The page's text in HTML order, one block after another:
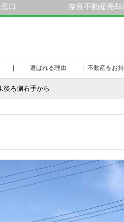
口 奈良不動産売
選ばれる理由 不動産をお
後ろ側右手から